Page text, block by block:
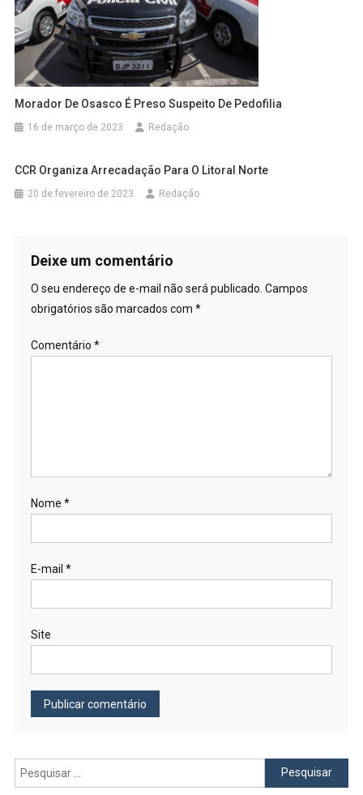
Morador De Osasco É Preso Suspeito De Pedofilia
16 de março de 2023 Redação
CCR Organiza Arrecadação Para O Litoral Norte
20 de fevereiro de 2023 Redação
Deixe um comentário
O seu endereço de e-mail não será publicado. Campos
obrigatórios são marcados com *
Comentário *
Nome *
E-mail *
Site
Pesquisar
por: